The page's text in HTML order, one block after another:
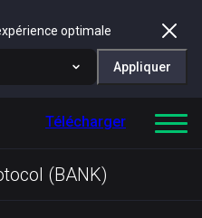
optimale
Appliquer
Télécharger
(BANK)